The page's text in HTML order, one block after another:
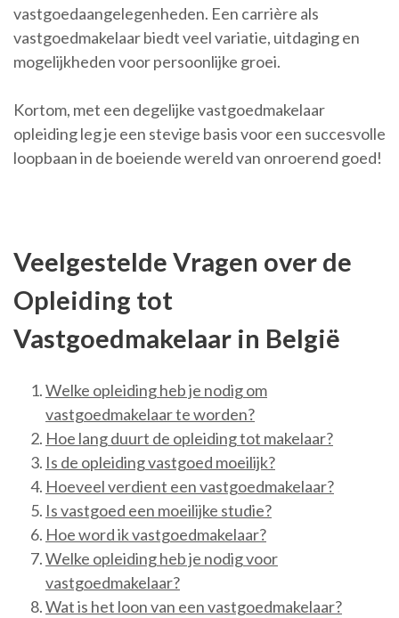
vastgoedaangelegenheden. Een carrière als
vastgoedmakelaar biedt veel variatie, uitdaging en
mogelijkheden voor persoonlijke groei.
Kortom, met een degelijke vastgoedmakelaar
opleiding leg je een stevige basis voor een succesvolle
loopbaan in de boeiende wereld van onroerend goed!
Veelgestelde Vragen over de
Opleiding tot
Vastgoedmakelaar in België
Welke opleiding heb je nodig om
vastgoedmakelaar te worden?
Hoe lang duurt de opleiding tot makelaar?
Is de opleiding vastgoed moeilijk?
Hoeveel verdient een vastgoedmakelaar?
Is vastgoed een moeilijke studie?
Hoe word ik vastgoedmakelaar?
Welke opleiding heb je nodig voor
vastgoedmakelaar?
Wat is het loon van een vastgoedmakelaar?